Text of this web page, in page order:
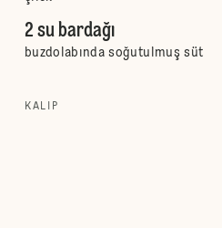
2 su bardağı
buzdolabında soğutulmuş süt
KALIP